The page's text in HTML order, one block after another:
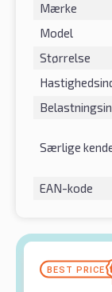
Mærke
Model
Størrelse
Særlige
EAN-kode